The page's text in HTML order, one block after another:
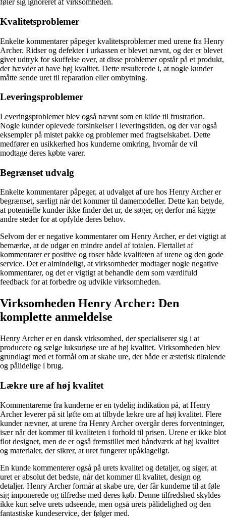
føler sig ignoreret af virksomheden.
Kvalitetsproblemer
Enkelte kommentarer påpeger kvalitetsproblemer med urene fra Henry
Archer. Ridser og defekter i urkassen er blevet nævnt, og der er blevet
givet udtryk for skuffelse over, at disse problemer opstår på et produkt,
der hævder at have høj kvalitet. Dette resulterede i, at nogle kunder
måtte sende uret til reparation eller ombytning.
Leveringsproblemer
Leveringsproblemer blev også nævnt som en kilde til frustration.
Nogle kunder oplevede forsinkelser i leveringstiden, og der var også
eksempler på mistet pakke og problemer med fragtselskabet. Dette
medfører en usikkerhed hos kunderne omkring, hvornår de vil
modtage deres købte varer.
Begrænset udvalg
Enkelte kommentarer påpeger, at udvalget af ure hos Henry Archer er
begrænset, særligt når det kommer til damemodeller. Dette kan betyde,
at potentielle kunder ikke finder det ur, de søger, og derfor må kigge
andre steder for at opfylde deres behov.
Selvom der er negative kommentarer om Henry Archer, er det vigtigt at
bemærke, at de udgør en mindre andel af totalen. Flertallet af
kommentarer er positive og roser både kvaliteten af urene og den gode
service. Det er almindeligt, at virksomheder modtager nogle negative
kommentarer, og det er vigtigt at behandle dem som værdifuld
feedback for at forbedre og udvikle virksomheden.
Virksomheden Henry Archer: Den
komplette anmeldelse
Henry Archer er en dansk virksomhed, der specialiserer sig i at
producere og sælge luksuriøse ure af høj kvalitet. Virksomheden blev
grundlagt med et formål om at skabe ure, der både er æstetisk tiltalende
og pålidelige i brug.
Lækre ure af høj kvalitet
Kommentarerne fra kunderne er en tydelig indikation på, at Henry
Archer leverer på sit løfte om at tilbyde lækre ure af høj kvalitet. Flere
kunder nævner, at urene fra Henry Archer overgår deres forventninger,
især når det kommer til kvaliteten i forhold til prisen. Urene er ikke blot
flot designet, men de er også fremstillet med håndværk af høj kvalitet
og materialer, der sikrer, at uret fungerer upåklageligt.
En kunde kommenterer også på urets kvalitet og detaljer, og siger, at
uret er absolut det bedste, når det kommer til kvalitet, design og
detaljer. Henry Archer formår at skabe ure, der får kunderne til at føle
sig imponerede og tilfredse med deres køb. Denne tilfredshed skyldes
ikke kun selve urets udseende, men også urets pålidelighed og den
fantastiske kundeservice, der følger med.